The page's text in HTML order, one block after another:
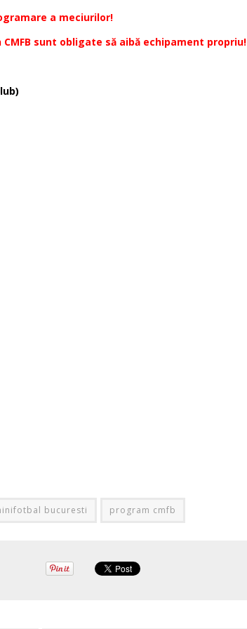
a meciurilor!
sunt obligate să aibă echipament propriu!
bucuresti program cmfb